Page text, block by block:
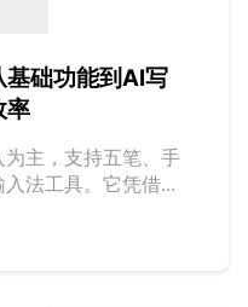
础功能到AI写
率
主，支持五笔、手
法工具。它凭借...